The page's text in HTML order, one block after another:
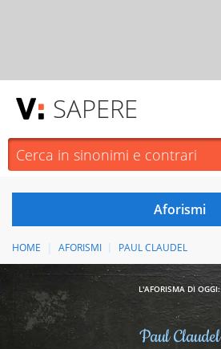
SAPERE
HOME AFORISMI PAUL CLAUDEL
L'AFORISMA DI OGGI:
Paul Claudel